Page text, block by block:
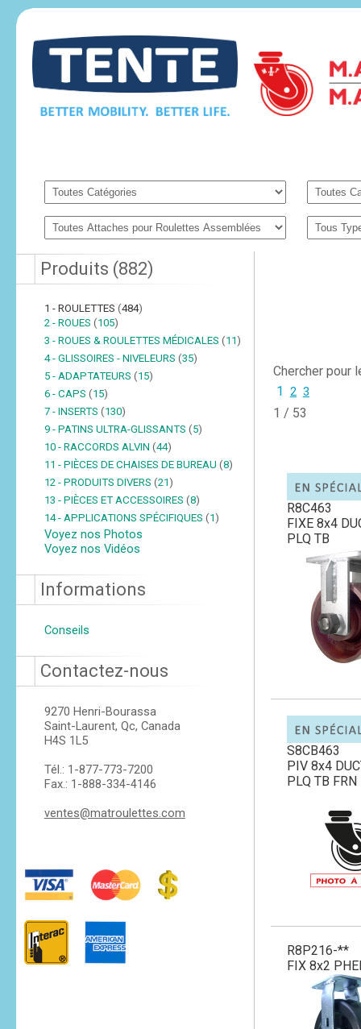
Produits (882)
1 - ROULETTES (484)
2 - ROUES (105)
3 - ROUES & ROULETTES MÉDICALES (11)
4 - GLISSOIRES - NIVELEURS (35)
5 - ADAPTATEURS (15)
6 - CAPS (15)
7 - INSERTS (130)
9 - PATINS ULTRA-GLISSANTS (5)
10 - RACCORDS ALVIN (44)
11 - PIÈCES DE CHAISES DE BUREAU (8)
12 - PRODUITS DIVERS (21)
13 - PIÈCES ET ACCESSOIRES (8)
14 - APPLICATIONS SPÉCIFIQUES (1)
Voyez nos Photos
Voyez nos Vidéos
Informations
Conseils
Contactez-nous
9270 Henri-Bourassa
Saint-Laurent, Qc, Canada
H4S 1L5
Tél.: 1-877-773-7200
Fax.: 1-888-334-4146
ventes@matroulettes.com
Chercher pour
1 2 3
1 / 53
R8C463
FIXE 8x4
PLQ TB
S8CB463
PIV 8x4
PLQ TB FRN
R8P216-**
FIX 8x2